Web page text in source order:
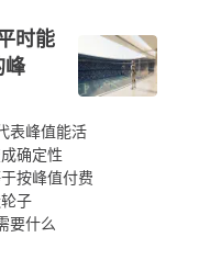
时能
峰
表峰值能活
确定性
按峰值付费
子
要什么